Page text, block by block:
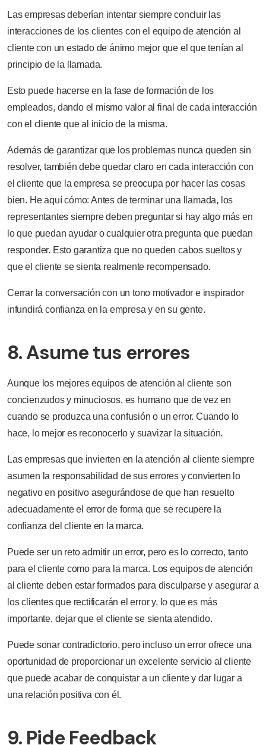
Las empresas deberían intentar siempre concluir las
interacciones de los clientes con el equipo de atención al
cliente con un estado de ánimo mejor que el que tenían al
principio de la llamada.
Esto puede hacerse en la fase de formación de los
empleados, dando el mismo valor al final de cada interacción
con el cliente que al inicio de la misma.
Además de garantizar que los problemas nunca queden sin
resolver, también debe quedar claro en cada interacción con
el cliente que la empresa se preocupa por hacer las cosas
bien. He aquí cómo: Antes de terminar una llamada, los
representantes siempre deben preguntar si hay algo más en
lo que puedan ayudar o cualquier otra pregunta que puedan
responder. Esto garantiza que no queden cabos sueltos y
que el cliente se sienta realmente recompensado.
Cerrar la conversación con un tono motivador e inspirador
infundirá confianza en la empresa y en su gente.
8. Asume tus errores
Aunque los mejores equipos de atención al cliente son
concienzudos y minuciosos, es humano que de vez en
cuando se produzca una confusión o un error. Cuando lo
hace, lo mejor es reconocerlo y suavizar la situación.
Las empresas que invierten en la atención al cliente siempre
asumen la responsabilidad de sus errores y convierten lo
negativo en positivo asegurándose de que han resuelto
adecuadamente el error de forma que se recupere la
confianza del cliente en la marca.
Puede ser un reto admitir un error, pero es lo correcto, tanto
para el cliente como para la marca. Los equipos de atención
al cliente deben estar formados para disculparse y asegurar a
los clientes que rectificarán el error y, lo que es más
importante, dejar que el cliente se sienta atendido.
Puede sonar contradictorio, pero incluso un error ofrece una
oportunidad de proporcionar un excelente servicio al cliente
que puede acabar de conquistar a un cliente y dar lugar a
una relación positiva con él.
9. Pide Feedback